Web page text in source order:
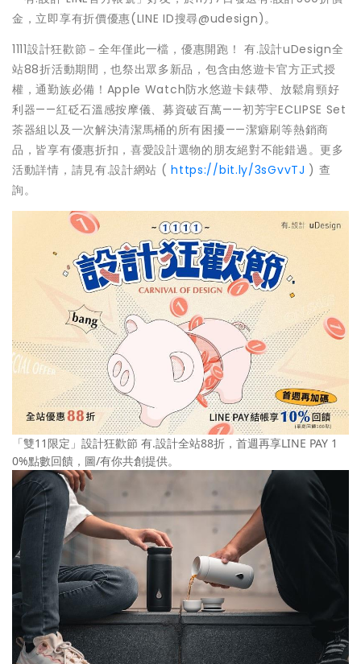
金，立即享有折價優惠(LINE ID搜尋@udesign)。
1111設計狂歡節－全年僅此一檔，優惠開跑！ 有.設計uDesign全
站88折活動期間，也祭出眾多新品，包含由悠遊卡官方正式授
權，通勤族必備！Apple Watch防水悠遊卡錶帶、放鬆肩頸好
利器——紅砭石溫感按摩儀、募資破百萬——初芳宇ECLIPSE Set
茶器組以及一次解決清潔馬桶的所有困擾——潔癖刷等熱銷商
品，皆享有優惠折扣，喜愛設計選物的朋友絕對不能錯過。更多
活動詳情，請見有.設計網站 (https://bit.ly/3sGvvTJ ) 查
詢。
「雙11限定」設計狂歡節 有.設計全站88折，首週再享LINE PAY 1
0%點數回饋，圖/有你共創提供。